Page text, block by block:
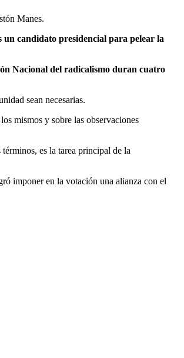
Manes.
un candidato presidencial para pelear la
Nacional del radicalismo duran cuatro
sean necesarias.
mismos y sobre las observaciones
es la tarea principal de la
imponer en la votación una alianza con el